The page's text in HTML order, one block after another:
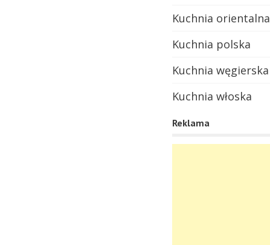
Kuchnia orientalna
Kuchnia polska
Kuchnia węgierska
Kuchnia włoska
Reklama